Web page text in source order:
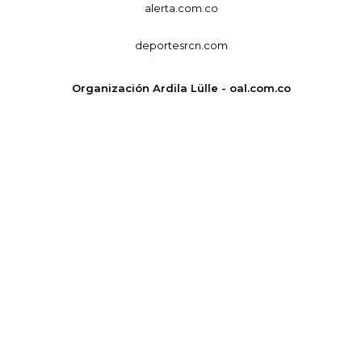
alerta.com.co
deportesrcn.com
Organización Ardila Lülle - oal.com.co